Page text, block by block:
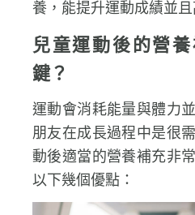
兒童運動後的營養
運動會消耗能量與體力
朋友在成長過程中是很
動後適當的營養補充非